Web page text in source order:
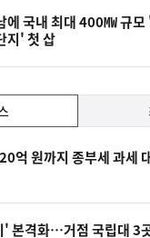
에 국내 최대 400㎿ 규모
지' 첫 삽
억 원까지 종부세 과세
본격화…거점 국립대 3